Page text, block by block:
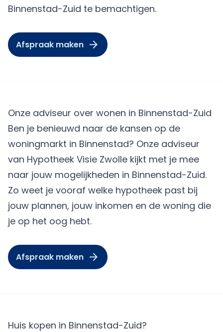
Binnenstad-Zuid te bemachtigen.
Afspraak maken
Onze adviseur over wonen in Binnenstad-Zuid
Ben je benieuwd naar de kansen op de
woningmarkt in Binnenstad? Onze adviseur
van Hypotheek Visie Zwolle kijkt met je mee
naar jouw mogelijkheden in Binnenstad-Zuid.
Zo weet je vooraf welke hypotheek past bij
jouw plannen, jouw inkomen en de woning die
je op het oog hebt.
Afspraak maken
Huis kopen in Binnenstad-Zuid?